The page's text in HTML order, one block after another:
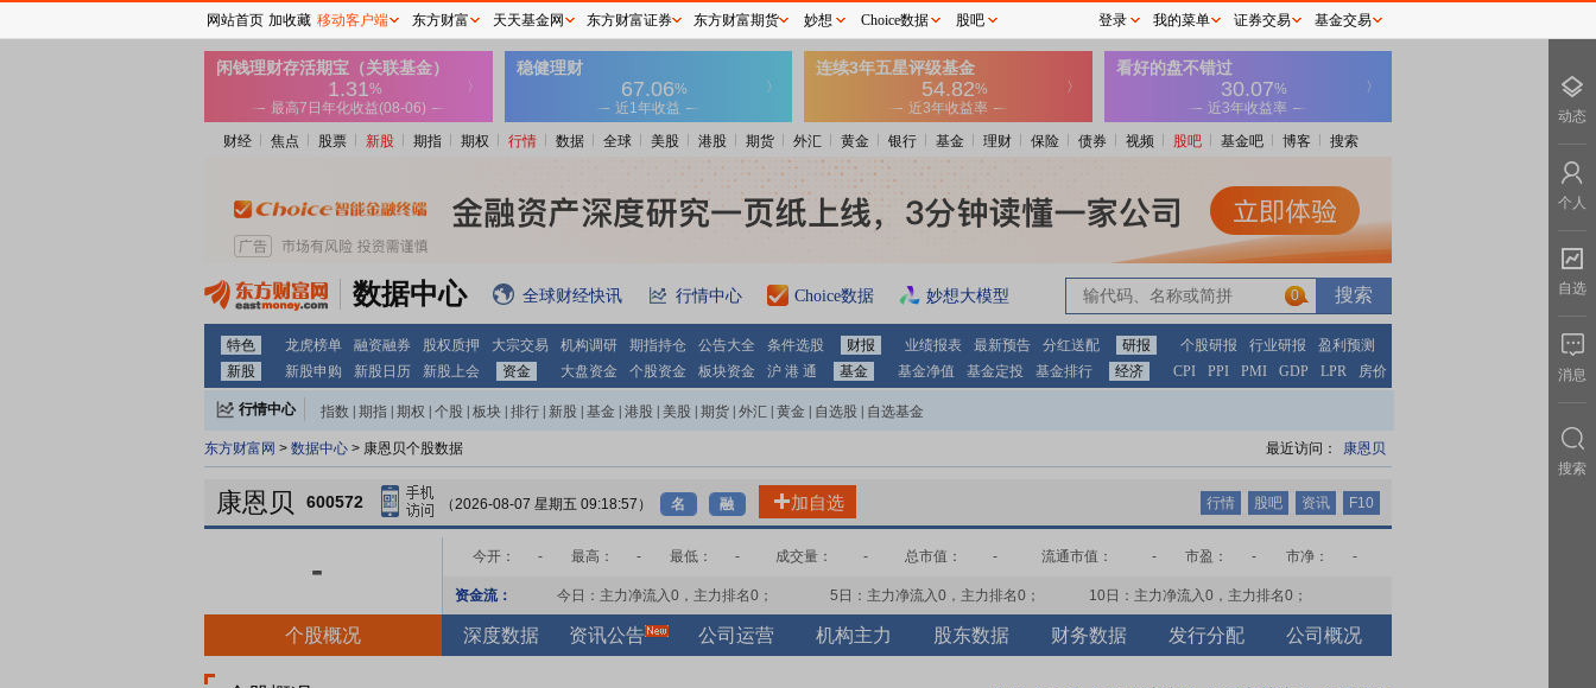
财经 焦点 股票 新股 期指 期权 行情 数据 全球 美股 港股 期货 外汇 黄金 银行 基金 理财 保险 债券 视频 股吧 基金吧 博客 搜索
数据中心 全球财经快讯 行情中心 Choice数据 妙想大模型 0
0
特色 龙虎榜单 融资融券 股权质押 大宗交易 机构调研 期指持仓 公告大全 条件选股 财报 业绩报表 最新预告 分红送配 研报 个股研报 行业研报
盈利预测
新股
新股申购 新股日历 新股上会 资金 大盘资金 个股资金 板块资金 沪 港 通 基金 基金净值 基金定投 基金排行 经济 CPI PPI PMI GDP LPR 房价
行情中心 指数 期指 期权 个股 板块 排行 新股 基金 港股 美股 期货 外汇 黄金 自选股 自选基金
东方财富网 > 数据中心 > 康恩贝个股数据 最近访问： 康恩贝
康恩贝 600572 （2026-08-07 星期五 09:18:57） 名 融 加自选 行情 股吧 资讯 F10
- 今开： - 最高： - 最低： - 成交量： - 总市值： - 流通市值： - 市盈： - 市净： -
资金流： 今日：主力净流入0 ，主力排名0 ； 5日：主力净流入0 ，主力排名0 ； 10日：主力净流入0 ，主力排名0 ；
个股概况 深度数据 资讯公告 公司运营 机构主力 股东数据 财务数据 发行分配 公司概况
网站首页 加收藏 移动客户端 东方财富 天天基金网 东方财富证券 东方财富期货 妙想 Choice数据 股吧 登录 我的菜单 证券交易 基金交易
动态
个人
自选
消息
搜索